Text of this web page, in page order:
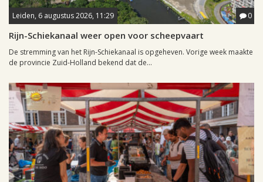
Leiden, 6 augustus 2026, 11:29 0
Rijn-Schiekanaal weer open voor scheepvaart
De stremming van het Rijn-Schiekanaal is opgeheven. Vorige week maakte
de provincie Zuid-Holland bekend dat de...